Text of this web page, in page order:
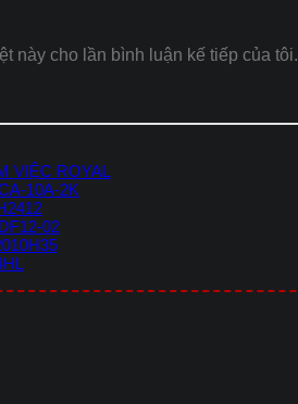
này cho lần bình luận kế tiếp của tôi.
VIỆC ROYAL
10A-2K
02